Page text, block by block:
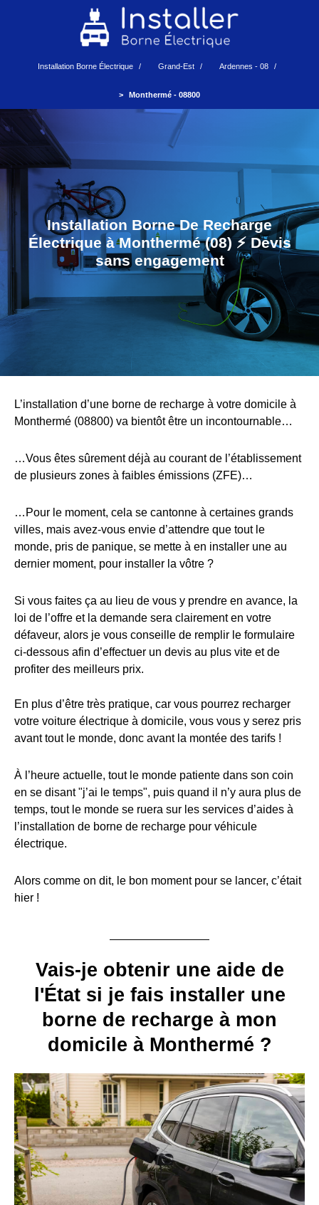
Installation Borne Électrique Grand-Est Ardennes - 08
Monthermé - 08800
Installation Borne De Recharge
Électrique à Monthermé (08) ⚡️ Devis
sans engagement
L’installation d’une borne de recharge à votre domicile à
Monthermé (08800) va bientôt être un incontournable…
…Vous êtes sûrement déjà au courant de l’établissement
de plusieurs zones à faibles émissions (ZFE)…
…Pour le moment, cela se cantonne à certaines grands
villes, mais avez-vous envie d’attendre que tout le
monde, pris de panique, se mette à en installer une au
dernier moment, pour installer la vôtre ?
Si vous faites ça au lieu de vous y prendre en avance, la
loi de l’offre et la demande sera clairement en votre
défaveur, alors je vous conseille de remplir le formulaire
ci-dessous afin d’effectuer un devis au plus vite et de
profiter des meilleurs prix.
En plus d’être très pratique, car vous pourrez recharger
votre voiture électrique à domicile, vous vous y serez pris
avant tout le monde, donc avant la montée des tarifs !
À l’heure actuelle, tout le monde patiente dans son coin
en se disant "j’ai le temps", puis quand il n’y aura plus de
temps, tout le monde se ruera sur les services d’aides à
l’installation de borne de recharge pour véhicule
électrique.
Alors comme on dit, le bon moment pour se lancer, c’était
hier !
Vais-je obtenir une aide de
l'État si je fais installer une
borne de recharge à mon
domicile à Monthermé ?